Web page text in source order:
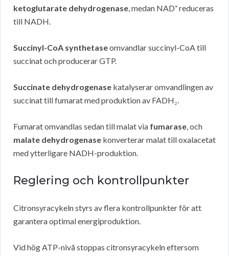
ketoglutarate dehydrogenase , medan NAD⁺ reduceras
till NADH.
Succinyl-CoA synthetaseomvandlar succinyl-CoA till
succinat och producerar GTP.
Succinate dehydrogenase katalyserar omvandlingen av
succinat till fumarat med produktion av FADH₂.
Fumarat omvandlas sedan till malat via fumarase , och
malate dehydrogenase konverterar malat till oxalacetat
med ytterligare NADH-produktion.
Reglering och kontrollpunkter
Citronsyracykeln styrs av flera kontrollpunkter för att
garantera optimal energiproduktion.
Vid hög ATP-nivå stoppas citronsyracykeln eftersom